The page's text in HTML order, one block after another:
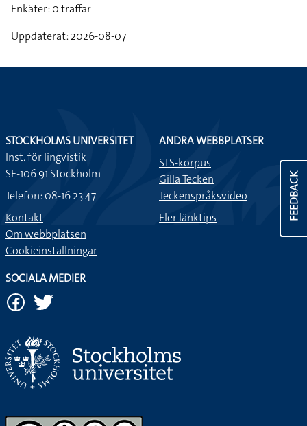
Enkäter: 0 träffar
Uppdaterat: 2026-08-07
FEEDBACK
STOCKHOLMS UNIVERSITET
Inst. för lingvistik
SE-106 91 Stockholm
Telefon: 08-16 23 47
Kontakt
Om webbplatsen
Cookieinställningar
ANDRA WEBBPLATSER
STS-korpus
Gilla Tecken
Teckenspråksvideo
Fler länktips
SOCIALA MEDIER